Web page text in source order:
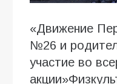
«Движение
№26 и
участие во